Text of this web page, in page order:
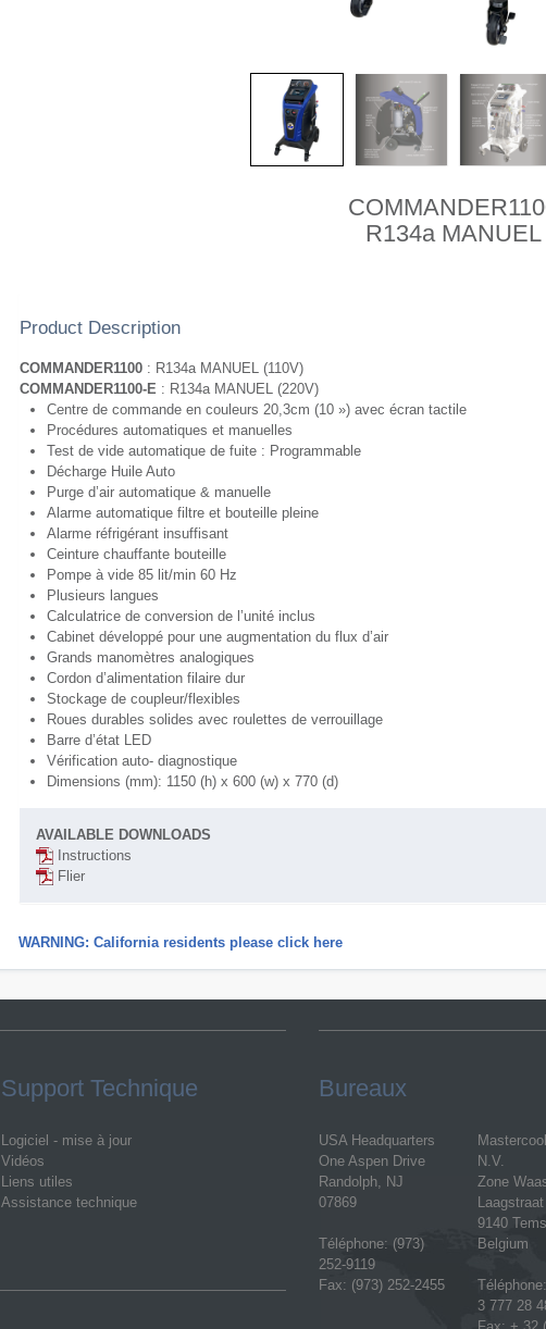
R134a MANUEL
Product Description
COMMANDER1100: R134a MANUEL (110V)
COMMANDER1100-E : R134a MANUEL (220V)
Centre de commande en couleurs 20,3cm (10 ») avec écran tactile
Procédures automatiques et manuelles
Test de vide automatique de fuite : Programmable
Décharge Huile Auto
Purge d’air automatique & manuelle
Alarme automatique filtre et bouteille pleine
Alarme réfrigérant insuffisant
Ceinture chauffante bouteille
Pompe à vide 85 lit/min 60 Hz
Plusieurs langues
Calculatrice de conversion de l’unité inclus
Cabinet développé pour une augmentation du flux d’air
Grands manomètres analogiques
Cordon d’alimentation filaire dur
Stockage de coupleur/flexibles
Roues durables solides avec roulettes de verrouillage
Barre d’état LED
Vérification auto- diagnostique
Dimensions (mm): 1150 (h) x 600 (w) x 770 (d)
AVAILABLE DOWNLOADS
Instructions
Flier
WARNING: California residents please click here
Support Technique
Logiciel - mise à jour
Vidéos
Liens utiles
Assistance technique
Bureaux
USA Headquarters
One Aspen Drive
Randolph, NJ
07869
Téléphone: (973)
252-9119
Fax: (973) 252-2455
N.V.
Zone
9140
Belgium
3 777 28